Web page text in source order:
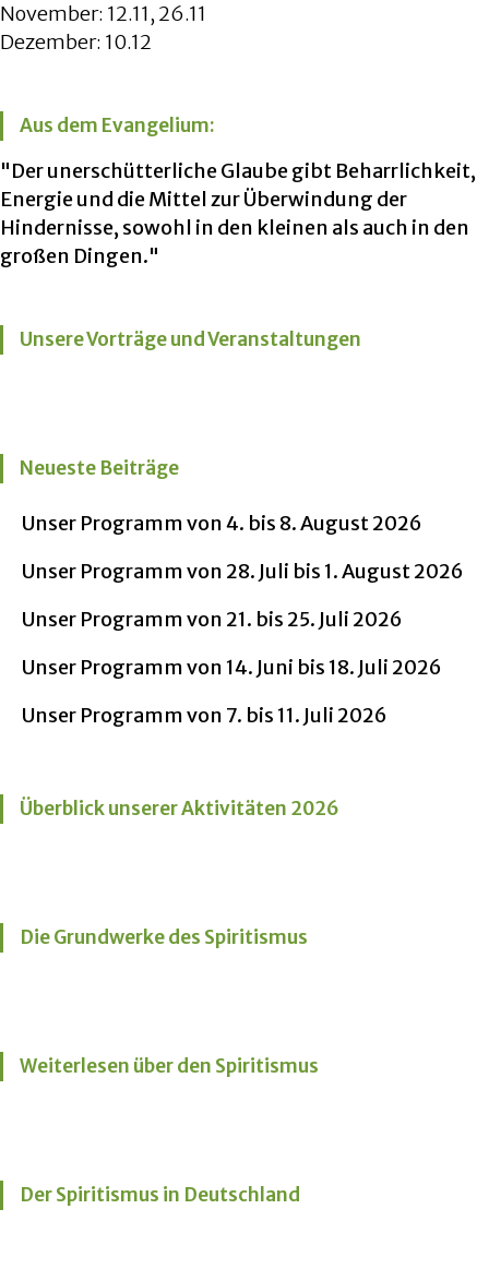
November: 12.11, 26.11
Dezember: 10.12
Aus dem Evangelium:
"Der unerschütterliche Glaube gibt Beharrlichkeit,
Energie und die Mittel zur Überwindung der
Hindernisse, sowohl in den kleinen als auch in den
großen Dingen."
Unsere Vorträge und Veranstaltungen
Neueste Beiträge
Unser Programm von 4. bis 8. August 2026
Unser Programm von 28. Juli bis 1. August 2026
Unser Programm von 21. bis 25. Juli 2026
Unser Programm von 14. Juni bis 18. Juli 2026
Unser Programm von 7. bis 11. Juli 2026
Überblick unserer Aktivitäten 2026
Die Grundwerke des Spiritismus
Weiterlesen über den Spiritismus
Der Spiritismus in Deutschland